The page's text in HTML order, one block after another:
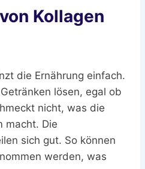
Kollagen
die Ernährung einfach.
lösen, egal ob
nicht, was die
macht. Die
sich gut. So können
werden, was